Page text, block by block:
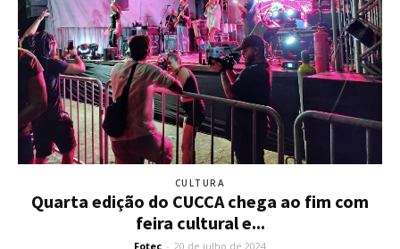
CULTURA
Quarta edição do CUCCA chega ao fim com
feira cultural e...
Fotec - 20 de julho de 2024